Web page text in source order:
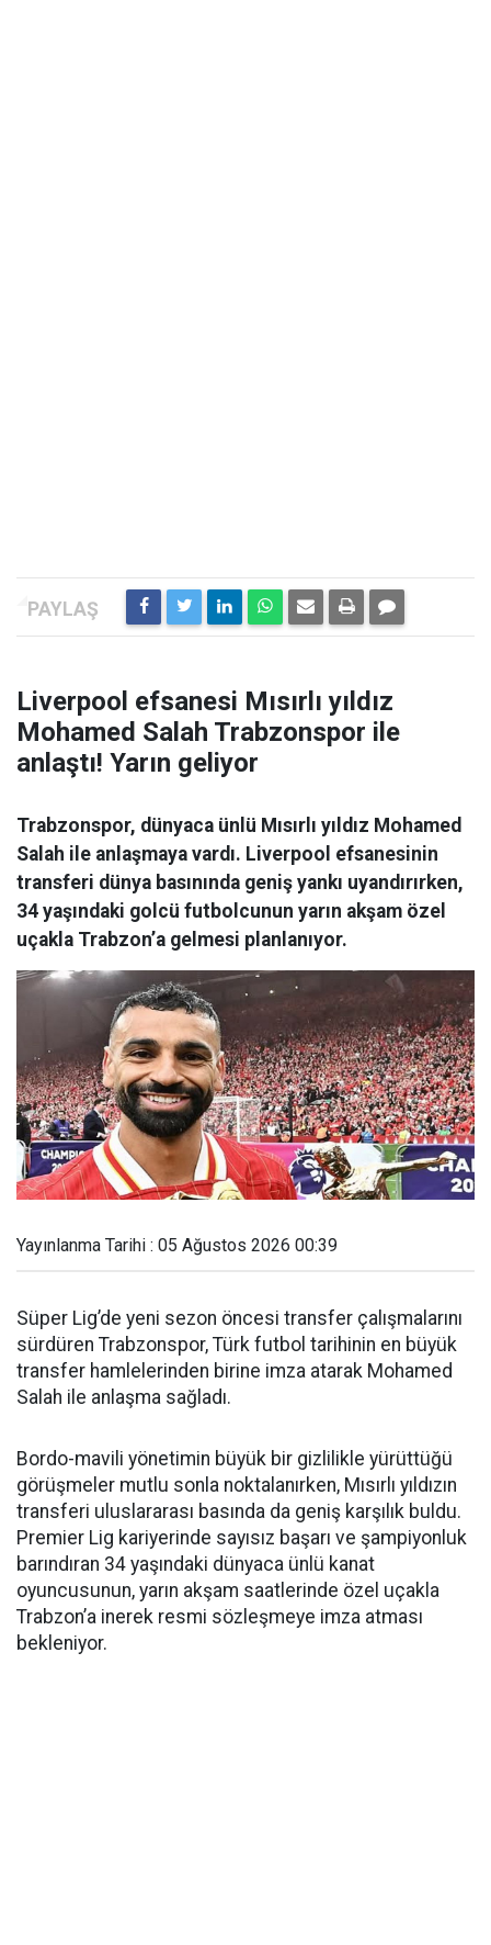
Liverpool efsanesi Mısırlı yıldız
Mohamed Salah Trabzonspor ile
anlaştı! Yarın geliyor
Trabzonspor, dünyaca ünlü Mısırlı yıldız Mohamed
Salah ile anlaşmaya vardı. Liverpool efsanesinin
transferi dünya basınında geniş yankı uyandırırken,
34 yaşındaki golcü futbolcunun yarın akşam özel
uçakla Trabzon’a gelmesi planlanıyor.
Yayınlanma Tarihi : 05 Ağustos 2026 00:39
Süper Lig’de yeni sezon öncesi transfer çalışmalarını
sürdüren Trabzonspor, Türk futbol tarihinin en büyük
transfer hamlelerinden birine imza atarak Mohamed
Salah ile anlaşma sağladı.
Bordo-mavili yönetimin büyük bir gizlilikle yürüttüğü
görüşmeler mutlu sonla noktalanırken, Mısırlı yıldızın
transferi uluslararası basında da geniş karşılık buldu.
Premier Lig kariyerinde sayısız başarı ve şampiyonluk
barındıran 34 yaşındaki dünyaca ünlü kanat
oyuncusunun, yarın akşam saatlerinde özel uçakla
Trabzon’a inerek resmi sözleşmeye imza atması
bekleniyor.